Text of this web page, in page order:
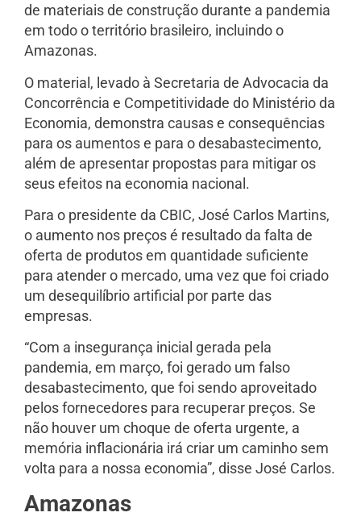
de materiais de construção durante a pandemia
em todo o território brasileiro, incluindo o
Amazonas.
O material, levado à Secretaria de Advocacia da
Concorrência e Competitividade do Ministério da
Economia, demonstra causas e consequências
para os aumentos e para o desabastecimento,
além de apresentar propostas para mitigar os
seus efeitos na economia nacional.
Para o presidente da CBIC, José Carlos Martins,
o aumento nos preços é resultado da falta de
oferta de produtos em quantidade suficiente
para atender o mercado, uma vez que foi criado
um desequilíbrio artificial por parte das
empresas.
“Com a insegurança inicial gerada pela
pandemia, em março, foi gerado um falso
desabastecimento, que foi sendo aproveitado
pelos fornecedores para recuperar preços. Se
não houver um choque de oferta urgente, a
memória inflacionária irá criar um caminho sem
volta para a nossa economia”, disse José Carlos.
Amazonas